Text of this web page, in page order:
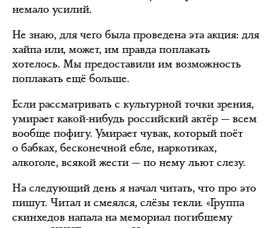
немало усилий.
Не знаю, для чего была проведена эта акция: для
хайпа или, может, им правда поплакать
хотелось. Мы предоставили им возможность
поплакать ещё больше.
Если рассматривать с культурной точки зрения,
умирает какой-нибудь российский актёр — всем
вообще пофигу. Умирает чувак, который поёт
о бабках, бесконечной ебле, наркотиках,
алкоголе, всякой жести — по нему льют слезу.
На следующий день я начал читать, что про это
пишут. Читал и смеялся, слёзы текли. «Группа
скинхедов напала на мемориал погибшему